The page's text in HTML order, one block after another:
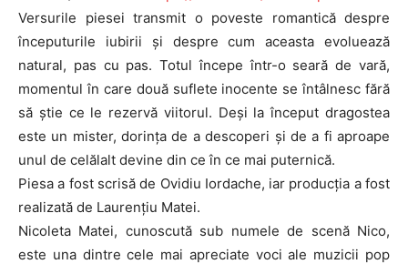
Versurile piesei transmit o poveste romantică despre
începuturile iubirii și despre cum aceasta evoluează
natural, pas cu pas. Totul începe într-o seară de vară,
momentul în care două suflete inocente se întâlnesc fără
să știe ce le rezervă viitorul. Deși la început dragostea
este un mister, dorința de a descoperi și de a fi aproape
unul de celălalt devine din ce în ce mai puternică.
Piesa a fost scrisă de Ovidiu Iordache, iar producția a fost
realizată de Laurențiu Matei.
Nicoleta Matei, cunoscută sub numele de scenă Nico,
este una dintre cele mai apreciate voci ale muzicii pop